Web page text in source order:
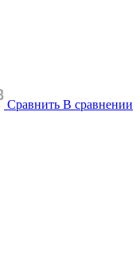
Сравнить В сравнении